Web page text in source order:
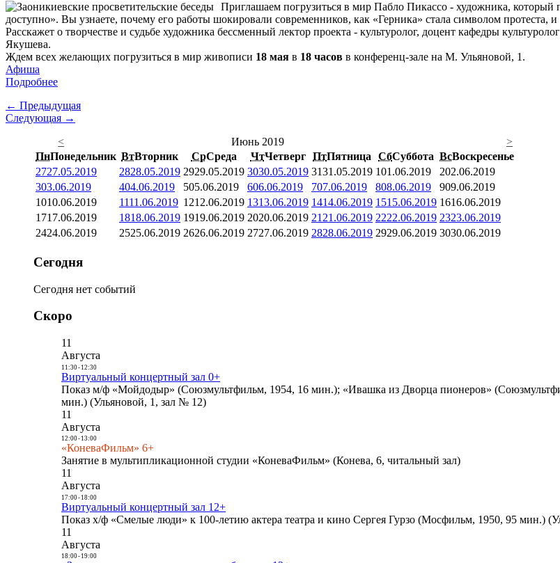
Приглашаем погрузиться в мир Пабло Пикассо - художника,
доступно». Вы узнаете, почему его работы шокировали современников, как «Герника» стала символом
Расскажет о творчестве и судьбе художника бессменный лектор проекта - культуролог, доцент кафедры
Якушева.
Ждем всех желающих погрузиться в мир живописи 18 мая в 18 часов в конференц-зале на М. Ульяновой, 1.
Афиша
Подробнее
← Предыдущая
Следующая →
<
Июнь 2019
>
ПнПонедельник ВтВторник СрСреда ЧтЧетверг ПтПятница СбСуббота ВсВоскресенье
2727.05.2019 2828.05.2019 2929.05.2019 3030.05.2019 3131.05.2019 101.06.2019 202.06.2019
303.06.2019 404.06.2019 505.06.2019 606.06.2019 707.06.2019 808.06.2019 909.06.2019
1010.06.2019 1111.06.2019 1212.06.2019 1313.06.2019 1414.06.2019 1515.06.2019 1616.06.2019
1717.06.2019 1818.06.2019 1919.06.2019 2020.06.2019 21 21.06.2019 2222.06.2019 2323.06.2019
2424.06.2019 2525.06.2019 2626.06.2019 2727.06.2019 2828.06.2019 2929.06.2019 3030.06.2019
Сегодня
Сегодня нет событий
Скоро
11
Августа
11:30- 12:30
Виртуальный концертный зал 0+
Показ м/ф «Мойдодыр» (Союзмультфильм, 1954, 16 мин.); «Ивашка из Дворца пионеров»
мин.) (Ульяновой, 1, зал № 12)
11
Августа
12:00- 13:00
«КоневаФильм» 6+
Занятие в мультипликационной студии «КоневаФильм» (Конева, 6, читальный зал)
11
Августа
17:00- 18:00
Виртуальный концертный зал 12+
Показ х/ф «Смелые люди» к 100-летию актера театра и кино Сергея Гурзо (Мосфильм, 1950, 95 мин.)
11
Августа
18:00- 19:00